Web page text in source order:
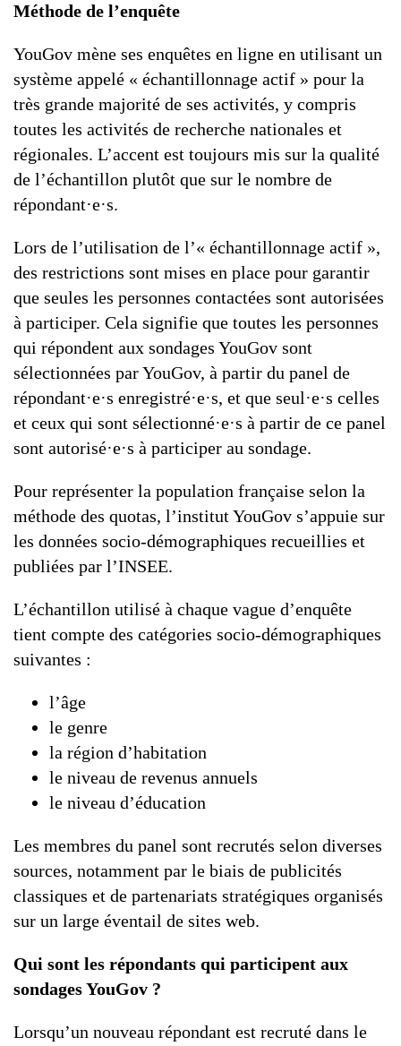
Méthode de l’enquête
YouGov mène ses enquêtes en ligne en utilisant un
système appelé « échantillonnage actif » pour la
très grande majorité de ses activités, y compris
toutes les activités de recherche nationales et
régionales. L’accent est toujours mis sur la qualité
de l’échantillon plutôt que sur le nombre de
répondant·e·s.
Lors de l’utilisation de l’« échantillonnage actif »,
des restrictions sont mises en place pour garantir
que seules les personnes contactées sont autorisées
à participer. Cela signifie que toutes les personnes
qui répondent aux sondages YouGov sont
sélectionnées par YouGov, à partir du panel de
répondant·e·s enregistré·e·s, et que seul·e·s celles
et ceux qui sont sélectionné·e·s à partir de ce panel
sont autorisé·e·s à participer au sondage.
Pour représenter la population française selon la
méthode des quotas, l’institut YouGov s’appuie sur
les données socio-démographiques recueillies et
publiées par l’INSEE.
L’échantillon utilisé à chaque vague d’enquête
tient compte des catégories socio-démographiques
suivantes :
l’âge
le genre
la région d’habitation
le niveau de revenus annuels
le niveau d’éducation
Les membres du panel sont recrutés selon diverses
sources, notamment par le biais de publicités
classiques et de partenariats stratégiques organisés
sur un large éventail de sites web.
Qui sont les répondants qui participent aux
sondages YouGov ?
Lorsqu’un nouveau répondant est recruté dans le